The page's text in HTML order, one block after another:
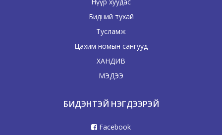
Бидний тухай
Тусламж
Цахим номын сангууд
ХАНДИВ
МЭДЭЭ
БИДЭНТЭЙ НЭГДЭЭРЭЙ
Facebook